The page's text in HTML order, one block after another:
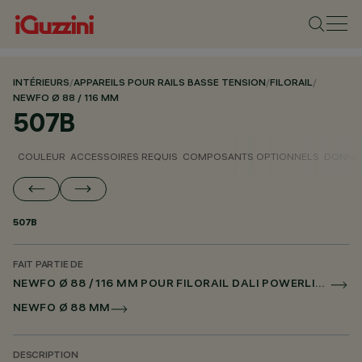
INTÉRIEURS/APPAREILS POUR RAILS BASSE TENSION/FILORAIL/
NEWFO Ø 88 / 116 MM
507B
COULEUR ACCESSOIRES REQUIS COMPOSANTS OPTIONNELS
507B
FAIT PARTIE DE
NEWFO Ø 88 / 116 MM POUR FILORAIL DALI POWERLINE
NEWFO Ø 88 MM
DESCRIPTION